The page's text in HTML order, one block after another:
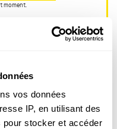
vos données
IP, en utilisant des
stocker et accéder
moment.